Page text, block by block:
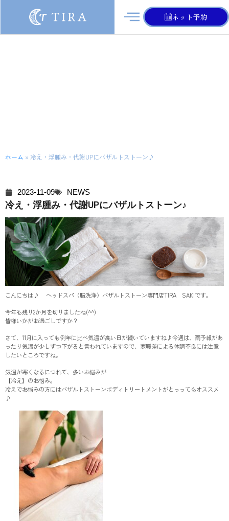
ネット予約
ホーム » 冷え・浮腫み・代謝UPにバザルトストーン♪
2023-11-09 NEWS
冷え・浮腫み・代謝UPにバザルトストーン♪
こんにちは♪ ヘッドスパ（脳洗浄）バザルトストーン専門店TIRA SAKIです。
今年も残り2か月を切りましたね(^^)
皆様いかがお過ごしですか？
さて、11月に入っても例年に比べ気温が高い日が続いていますね♪今週は、雨予報があ
ったり気温が少しずつ下がると言われていますので、寒暖差による体調不良には注意
したいところですね。
気温が寒くなるにつれて、多いお悩みが
【冷え】のお悩み。
冷えでお悩みの方にはバザルトストーンボディトリートメントがとっってもオススメ
♪